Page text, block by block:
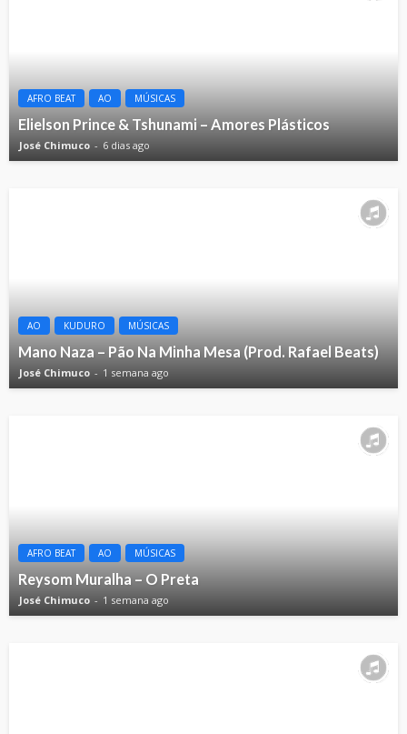
AFRO BEAT AO MÚSICAS
Elielson Prince & Tshunami – Amores Plásticos
José Chimuco 6 dias ago
AO KUDURO MÚSICAS
Mano Naza – Pão Na Minha Mesa (Prod. Rafael Beats)
José Chimuco 1 semana ago
AFRO BEAT AO MÚSICAS
Reysom Muralha – O Preta
José Chimuco 1 semana ago